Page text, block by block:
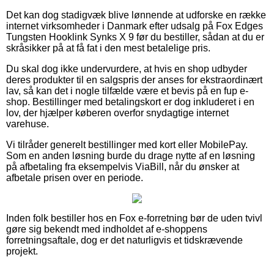
Det kan dog stadigvæk blive lønnende at udforske en række
internet virksomheder i Danmark efter udsalg på Fox Edges
Tungsten Hooklink Synks X 9 før du bestiller, sådan at du er
skråsikker på at få fat i den mest betalelige pris.
Du skal dog ikke undervurdere, at hvis en shop udbyder
deres produkter til en salgspris der anses for ekstraordinært
lav, så kan det i nogle tilfælde være et bevis på en fup e-
shop. Bestillinger med betalingskort er dog inkluderet i en
lov, der hjælper køberen overfor snydagtige internet
varehuse.
Vi tilråder generelt bestillinger med kort eller MobilePay.
Som en anden løsning burde du drage nytte af en løsning
på afbetaling fra eksempelvis ViaBill, når du ønsker at
afbetale prisen over en periode.
Inden folk bestiller hos en Fox e-forretning bør de uden tvivl
gøre sig bekendt med indholdet af e-shoppens
forretningsaftale, dog er det naturligvis et tidskrævende
projekt.